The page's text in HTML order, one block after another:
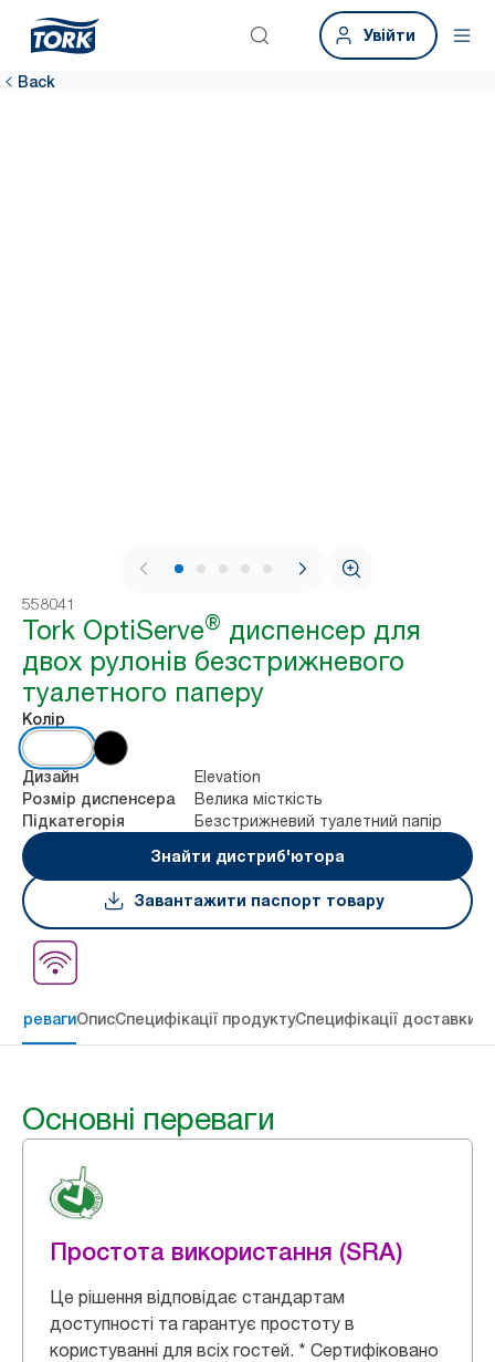
Увійти
Back
1 / 6
558041
Tork OptiServe® диспенсер для
двох рулонів безстрижневого
туалетного паперу
Колір
Дизайн Elevation
Розмір диспенсера Велика місткість
Підкатегорія
Безстрижневий туалетний папір
Знайти дистриб'ютора
Завантажити паспорт товару
перевагиОписСпецифікації продуктуСпецифікації доставки
Основні переваги
Простота використання (SRA)
Це рішення відповідає стандартам
доступності та гарантує простоту в
користуванні для всіх гостей. * Сертифіковано